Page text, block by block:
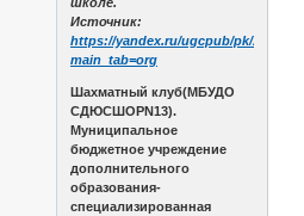
Источник:
https://yandex.ru/ugcpub/pk/
main_tab=org
Шахматный клуб(МБУДО
СДЮСШОРN13).
Муниципальное
бюджетное учреждение
дополнительного
образования-
специализированная